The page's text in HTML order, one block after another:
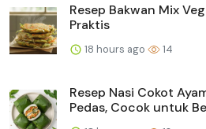
Resep Bakwan Mix
Praktis
18 hours ago 14
Resep Nasi Cokot
Pedas, Cocok untuk